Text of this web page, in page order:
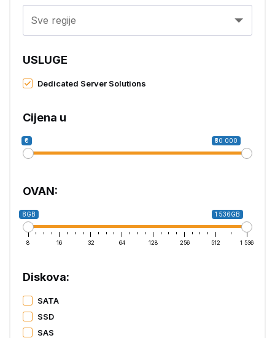
Sve regije
USLUGE
Dedicated Server Solutions
Cijena u ₹
₹0 ₹50 000
OVAN:
8GB 1 536GB
8 16 32 64 128 256 512 1 536
Diskova:
SATA
SSD
SAS